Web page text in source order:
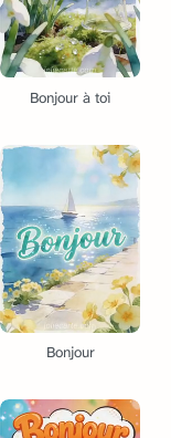
Bonjour à toi
Bonjour